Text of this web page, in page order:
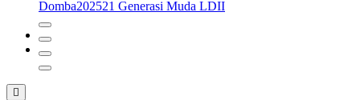
Domba202521 Generasi Muda LDII